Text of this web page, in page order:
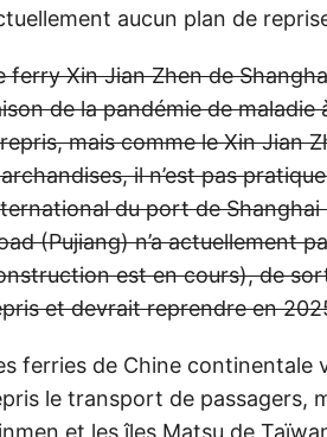
aucun plan de
ferry Xin Jian Zhen de
de la pandémie de
mais comme le Xin Jian
il n’est pas
du port de
(Pujiang) n’a actuellement
est en cours), de
et devrait reprendre en
ferries de Chine continentale
le transport de passagers,